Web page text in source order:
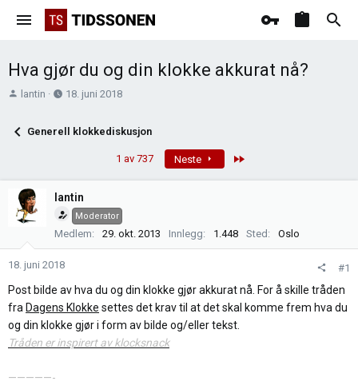
Hva gjør du og din klokke akkurat nå?
T
å
a
r
t
lantin
O
p
e
t
18. juni 2018
Generell klokkediskusjon
1 av 737 Neste
lantin
Moderator
Medlem 29. okt. 2013 Innlegg 1.448 Sted Oslo
18. juni 2018 #1
Post bilde av hva du og din klokke gjør akkurat nå. For å skille tråden
fra Dagens Klokke settes det krav til at det skal komme frem hva du
og din klokke gjør i form av bilde og/eller tekst.
Tråden er inspirert av klocksnack
—————-